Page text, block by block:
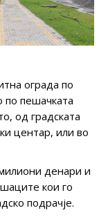
ограда по
по пешачката
од градската
центар, или во
денари и
кои го
подрачје.